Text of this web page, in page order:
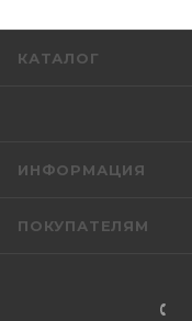
КАТАЛОГ
ИНФОРМАЦИЯ
ПОКУПАТЕЛЯМ